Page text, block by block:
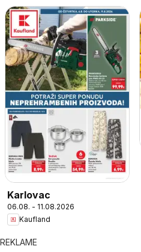
Karlovac
06.08. - 11.08.2026
Kaufland
REKLAME